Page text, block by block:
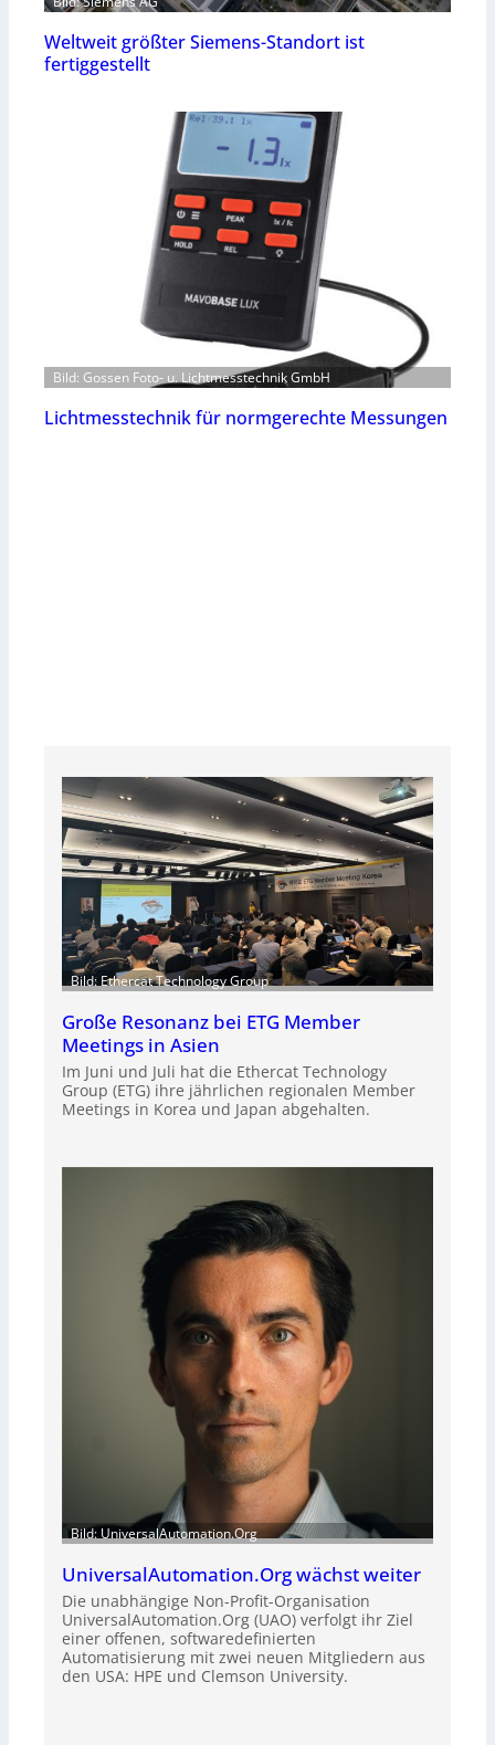
Weltweit größter Siemens-Standort ist
fertiggestellt
Bild: Gossen Foto- u. Lichtmesstechnik GmbH
Lichtmesstechnik für normgerechte Messungen
Bild: Ethercat Technology Group
Große Resonanz bei ETG Member
Meetings in Asien
Im Juni und Juli hat die Ethercat Technology
Group (ETG) ihre jährlichen regionalen Member
Meetings in Korea und Japan abgehalten.
Bild: UniversalAutomation.Org
UniversalAutomation.Org wächst weiter
Die unabhängige Non-Profit-Organisation
UniversalAutomation.Org (UAO) verfolgt ihr Ziel
einer offenen, softwaredefinierten
Automatisierung mit zwei neuen Mitgliedern aus
den USA: HPE und Clemson University.